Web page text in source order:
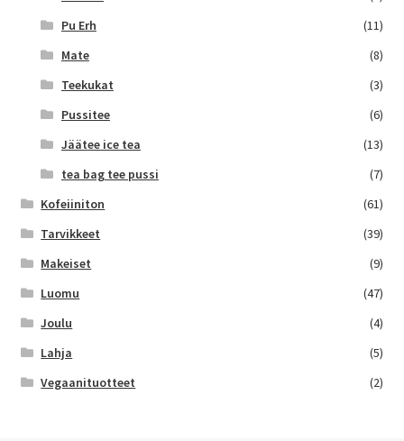
Pu Erh
(11)
Mate
(8)
Teekukat
(3)
Pussitee
(6)
Jäätee ice tea
(13)
tea bag tee pussi
(7)
Kofeiiniton
(61)
Tarvikkeet
(39)
Makeiset
(9)
Luomu
(47)
Joulu
(4)
Lahja
(5)
Vegaanituotteet
(2)